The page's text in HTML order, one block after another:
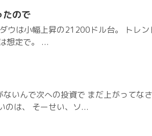
ので
ウは小幅上昇の21200ドル台。 トレン
想定で。 ...
いんで次への投資で まだ上がってな
のは、 そーせい、ソ...